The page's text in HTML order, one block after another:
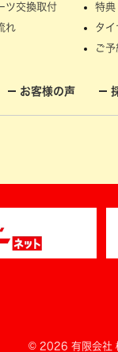
ツ交換取付
れ
特典
タイ
ご予
お客様の声
© 2026 有限会社